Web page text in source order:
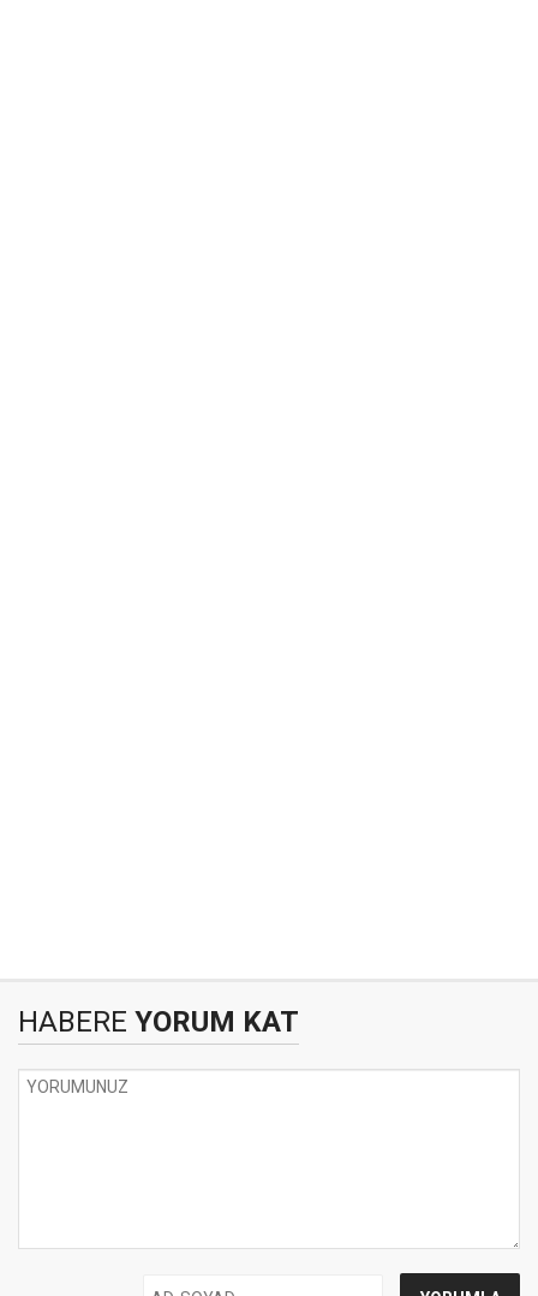
HABERE YORUM KAT